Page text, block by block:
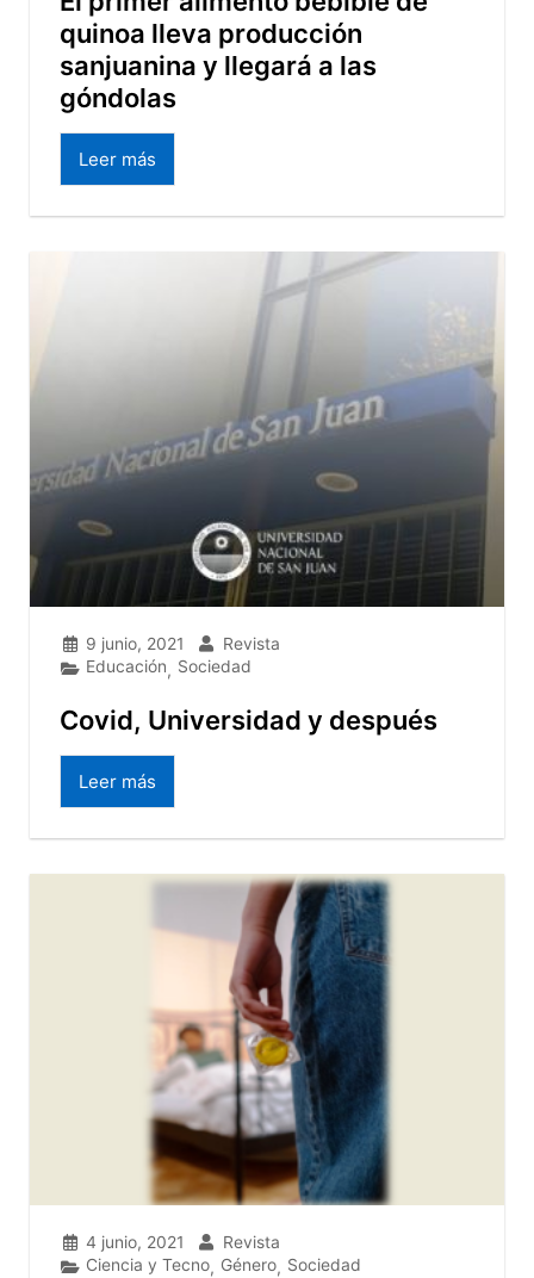
quinoa lleva producción
sanjuanina y llegará a las
góndolas
Leer más
9 junio, 2021
Revista
Educación, Sociedad
Covid, Universidad y después
Leer más
4 junio, 2021
Revista
Ciencia y Tecno, Género, Sociedad